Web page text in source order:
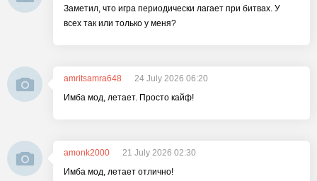
Заметил, что игра периодически лагает при битвах. У
всех так или только у меня?
amritsamra648
24 July 2026 06:20
Имба мод, летает. Просто кайф!
amonk2000
21 July 2026 02:30
Имба мод, летает отлично!